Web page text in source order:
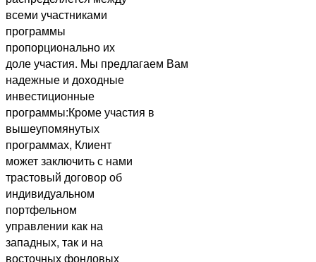
всеми участниками
программы
пропорционально их
доле участия. Мы предлагаем Вам
надежные и доходные
инвестиционные
программы:Кроме участия в
вышеупомянутых
программах, Клиент
может заключить с нами
трастовый договор об
индивидуальном
портфельном
управлении как на
западных, так и на
восточных фондовых